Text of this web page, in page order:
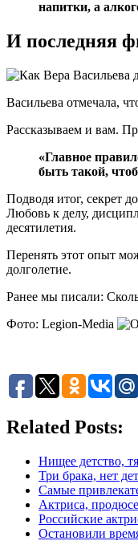
напитки, а
И последняя
Васильева отмечала,
Рассказываем и вам.
«Главное
быть такой,
Подводя итог, секрет
Любовь к делу,
десятилетия.
Перенять этот опыт
долголетие.
Ранее мы писали:
Фото: Legion-Media
Related Posts:
Нищее детство,
Три брака, нет
Самые
Актриса,
Российские
Остановили